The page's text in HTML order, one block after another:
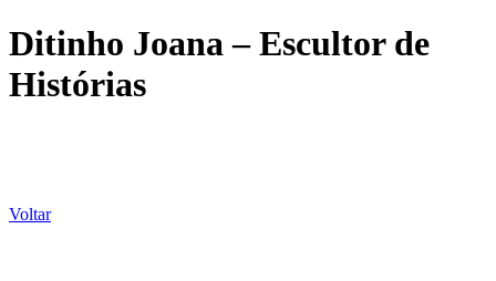
Ditinho Joana – Escultor de
Histórias
Voltar